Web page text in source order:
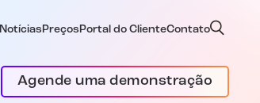
Notícias Preços Portal do ClienteContato
Agende uma demonstração